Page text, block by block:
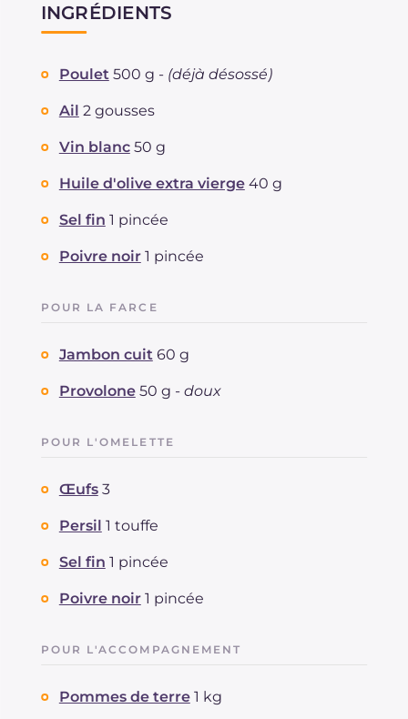
INGRÉDIENTS
Poulet 500 g - (déjà désossé)
Ail 2 gousses
Vin blanc 50 g
Huile d'olive extra vierge 40 g
Sel fin 1 pincée
Poivre noir 1 pincée
POUR LA FARCE
Jambon cuit 60 g
Provolone 50 g - doux
POUR L'OMELETTE
Œufs 3
Persil 1 touffe
Sel fin 1 pincée
Poivre noir 1 pincée
POUR L'ACCOMPAGNEMENT
Pommes de terre 1 kg